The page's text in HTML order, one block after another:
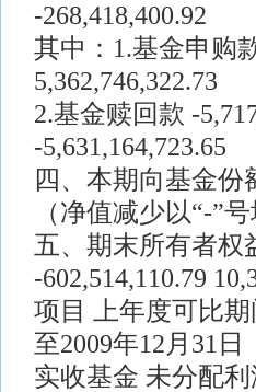
-268,418,400.92
其中：1.基金申购
5,362,746,322.73
2.基金赎回款 -
-5,631,164,723.65
四、本期向基金
（净值减少以“-”
五、期末所有者权
-602,514,110.79
项目 上年度可比
至2009年12月31日
实收基金 未分配